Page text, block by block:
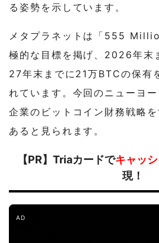
る姿勢を示しています。
メタプラネットは「555
極的な目標を掲げ、2026年末
27年末までに21万BTCの保有
れています。今回のニューヨ
企業のビットコイン財務戦略
あると見られます。
【PR】Triaカードでキャッ
現！
AD